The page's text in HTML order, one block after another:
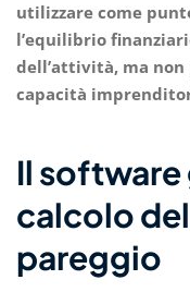
utilizzare come
l’equilibrio
dell’attività, ma
capacità
Il
calcolo
pareggio